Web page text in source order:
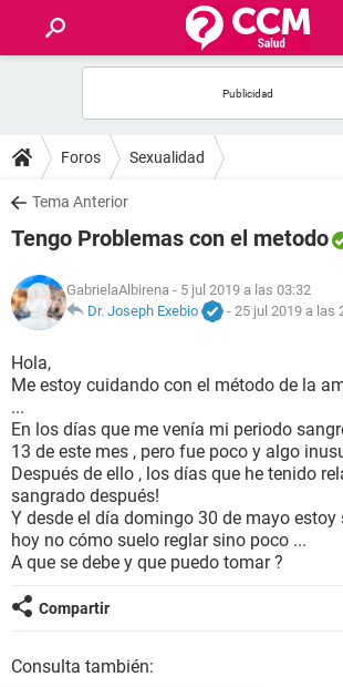
FOROS
SALUD
FAMILIA
NUTRICIÓN
BIENESTAR
SEXUALIDAD
GLOSARIO
Foros Sexualidad
Tema Anterior
Tengo Problemas con el metodo
GabrielaAlbirena - 5 jul 2019 a las 03:32
Dr. Joseph Exebio
- 25 jul 2019 a las
Hola,
Me estoy cuidando con el método de la
...
En los días que me venía mi periodo
13 de este mes , pero fue poco y algo
Después de ello , los días que he tenido
sangrado después!
Y desde el día domingo 30 de mayo
hoy no cómo suelo reglar sino poco ...
A que se debe y que puedo tomar ?
Compartir
Consulta también: